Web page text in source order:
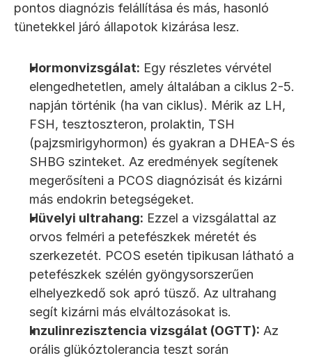
pontos diagnózis felállítása és más, hasonló
tünetekkel járó állapotok kizárása lesz.
Hormonvizsgálat: Egy részletes vérvétel
elengedhetetlen, amely általában a ciklus 2-5.
napján történik (ha van ciklus). Mérik az LH,
FSH, tesztoszteron, prolaktin, TSH
(pajzsmirigyhormon) és gyakran a DHEA-S és
SHBG szinteket. Az eredmények segítenek
megerősíteni a PCOS diagnózisát és kizárni
más endokrin betegségeket.
Hüvelyi ultrahang: Ezzel a vizsgálattal az
orvos felméri a petefészkek méretét és
szerkezetét. PCOS esetén tipikusan látható a
petefészkek szélén gyöngysorszerűen
elhelyezkedő sok apró tüsző. Az ultrahang
segít kizárni más elváltozásokat is.
Inzulinrezisztencia vizsgálat (OGTT): Az
orális glükóztolerancia teszt során